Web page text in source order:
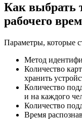
Как выбрать
рабочего
Параметры, которые
Метод
Количество
хранить
Количество
и на каждого
Количество
Время